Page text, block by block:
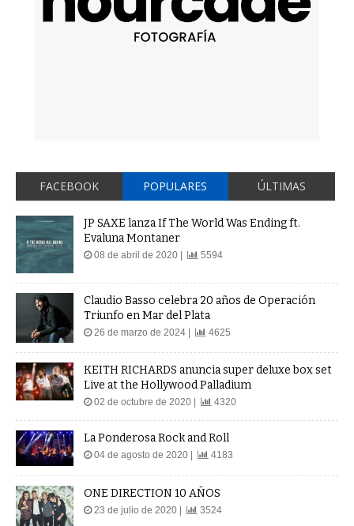
FACEBOOK POPULARES ÚLTIMAS
JP SAXE lanza If The World Was Ending ft.
Evaluna Montaner
08 de abril de 2020 | 5594
Claudio Basso celebra 20 años de Operación
Triunfo en Mar del Plata
26 de marzo de 2024 | 4625
KEITH RICHARDS anuncia super deluxe box set
Live at the Hollywood Palladium
02 de octubre de 2020 | 4320
La Ponderosa Rock and Roll
04 de agosto de 2020 | 4183
ONE DIRECTION 10 AÑOS
23 de julio de 2020 | 3524